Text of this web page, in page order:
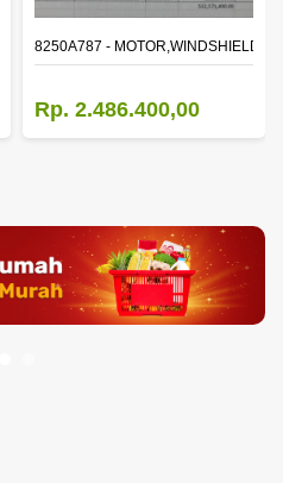
WINDOW,RH
8250A787 - MOTOR,WINDSHIELD
Rp. 2.486.400,00